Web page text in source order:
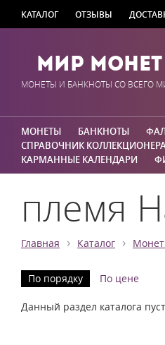
КАТАЛОГ ОТЗЫВЫ
Мир Монет
МОНЕТЫ И БАНКНОТЫ СО ВСЕГО
МОНЕТЫ БАНКНОТЫ
СПРАВОЧНИК
КАРМАННЫЕ КАЛЕНДАРИ
племя
Главная › Каталог ›
По порядку По цене
Данный раздел каталога